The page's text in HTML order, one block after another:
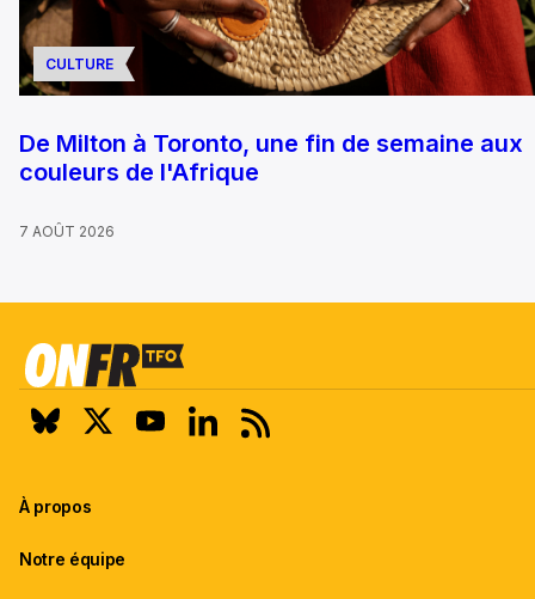
CULTURE
De Milton à Toronto, une fin de semaine aux
couleurs de l'Afrique
7 AOÛT 2026
À propos
Notre équipe